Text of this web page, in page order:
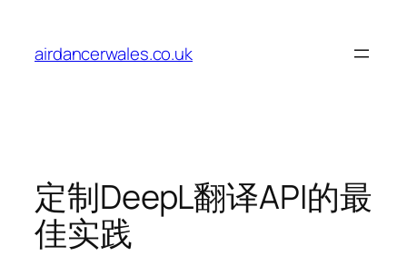
content
airdancerwales.co.uk
定制DeepL翻译API的最
佳实践